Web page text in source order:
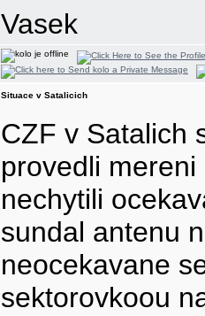
Vasek
Situace v Satalicich
CZF v Satalich
provedli
nechytili
sundal antenu
neocekavane
sektorovkoou